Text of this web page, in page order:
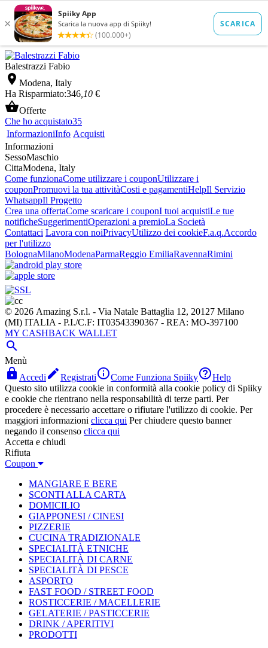
Balestrazzi Fabio
 Modena, Italy
Ha Risparmiato:346 ,10 €
Offerte
Che ho acquistato35
InformazioniInfo Acquisti
Informazioni
SessoMaschio
CittaModena, Italy
Come funzionaCome utilizzare i couponUtilizzare i
couponPromuovi la tua attivitàCosti e pagamentiHelpIl Servizio
WhatsappIl Progetto
Crea una offertaCome scaricare i couponI tuoi acquistiLe tue
notificheSuggerimentiOperazioni a premioLa Società
Contattaci Lavora con noiPrivacyUtilizzo dei cookieF.a.q.Accordo
per l'utilizzo
BolognaMilanoModenaParmaReggio EmiliaRavennaRimini
© 2026 Amazing S.r.l. - Via Natale Battaglia 12, 20127 Milano
(MI) ITALIA - P.I./C.F: IT03543390367 - REA: MO-397100
MY CASHBACK WALLET

Menù
 Accedi RegistratiCome Funziona SpiikyHelp
Questo sito utilizza cookie in conformità alla cookie policy di Spiiky
e cookie che rientrano nella responsabilità di terze parti. Per
procedere è necessario accettare o rifiutare l'utilizzo di cookie. Per
maggiori informazioni clicca qui Per chiudere questo banner
negando il consenso clicca qui
Accetta e chiudi
Rifiuta
Coupon
MANGIARE E BERE
SCONTI ALLA CARTA
DOMICILIO
GIAPPONESI / CINESI
PIZZERIE
CUCINA TRADIZIONALE
SPECIALITÀ ETNICHE
SPECIALITÀ DI CARNE
SPECIALITÀ DI PESCE
ASPORTO
FAST FOOD / STREET FOOD
ROSTICCERIE / MACELLERIE
GELATERIE / PASTICCERIE
DRINK / APERITIVI
PRODOTTI